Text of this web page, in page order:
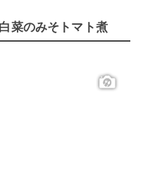
菜のみそトマト煮